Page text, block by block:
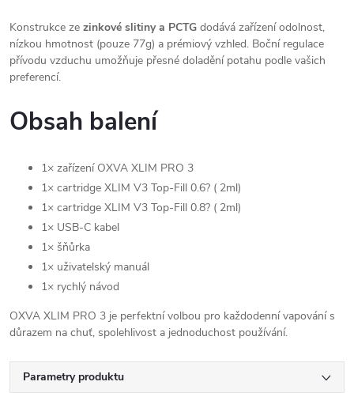
Konstrukce ze zinkové slitiny a PCTG dodává zařízení odolnost,
nízkou hmotnost (pouze 77g) a prémiový vzhled. Boční regulace
přívodu vzduchu umožňuje přesné doladění potahu podle vašich
preferencí.
Obsah balení
1× zařízení OXVA XLIM PRO 3
1× cartridge XLIM V3 Top-Fill 0.6? ( 2ml)
1× cartridge XLIM V3 Top-Fill 0.8? ( 2ml)
1× USB-C kabel
1× šňůrka
1× uživatelský manuál
1× rychlý návod
OXVA XLIM PRO 3 je perfektní volbou pro každodenní vapování s
důrazem na chuť, spolehlivost a jednoduchost používání.
Parametry produktu